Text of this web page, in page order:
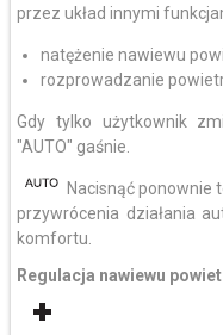
przez układ innymi
natężenie nawiewu
rozprowadzanie
Gdy tylko użytkownik
"AUTO" gaśnie.
Nacisnąć ponownie
przywrócenia działania
komfortu.
Regulacja nawiewu